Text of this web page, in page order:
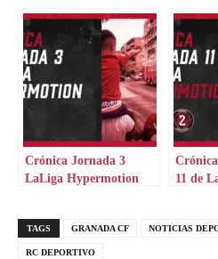
Crónica Jornada 3
LaLiga Hypermotion
11 de
TAGS GRANADA CF NOTICIAS
RC DEPORTIVO